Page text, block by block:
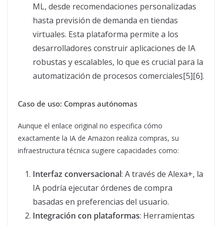
ML, desde recomendaciones personalizadas
hasta previsión de demanda en tiendas
virtuales. Esta plataforma permite a los
desarrolladores construir aplicaciones de IA
robustas y escalables, lo que es crucial para la
automatización de procesos comerciales[5][6].
Caso de uso: Compras autónomas
Aunque el enlace original no especifica cómo
exactamente la IA de Amazon realiza compras, su
infraestructura técnica sugiere capacidades como:
Interfaz conversacional: A través de Alexa+, la
IA podría ejecutar órdenes de compra
basadas en preferencias del usuario.
Integración con plataformas: Herramientas